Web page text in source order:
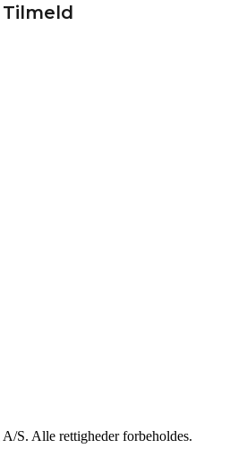
S. Alle rettigheder forbeholdes.